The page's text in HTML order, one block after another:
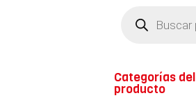
productos
Categorías del
producto